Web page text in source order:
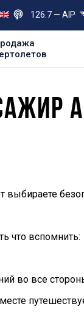
126.7 — AIP
выбираете
что вспомнить:
во все